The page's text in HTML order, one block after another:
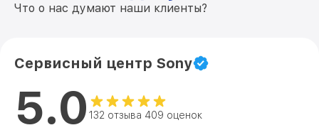
Что о нас думают наши клиенты?
Сервисный центр Sony
5.0 132 отзыва 409 оценок